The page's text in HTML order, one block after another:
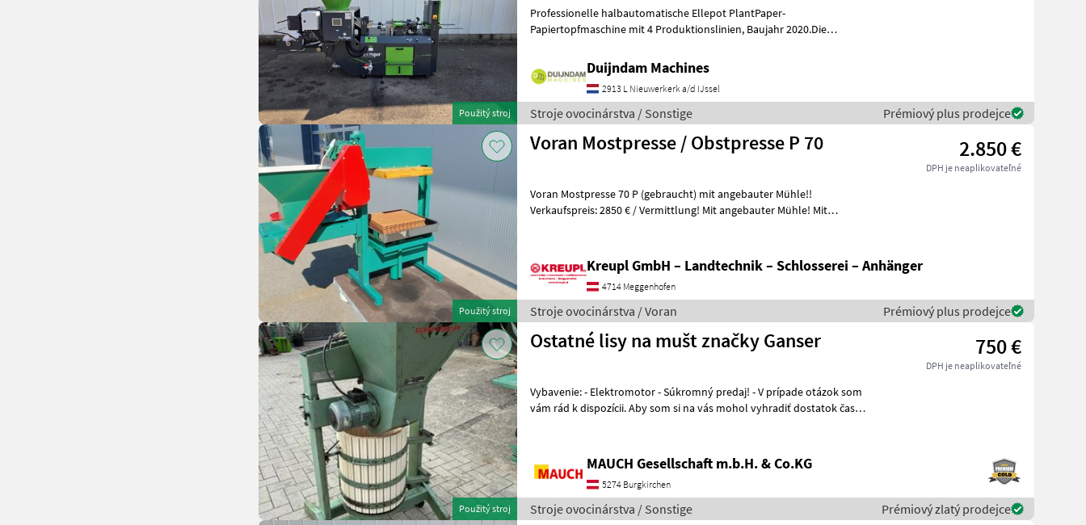
Použitý stroj
Professionelle halbautomatische Ellepot PlantPaper-
Papiertopfmaschine mit 4 Produktionslinien, Baujahr 2020.Die
Duijndam Machines
2913 L Nieuwerkerk a/d IJssel
Stroje ovocinárstva / Sonstige Prémiový plus prodejce
Použitý stroj
Voran Mostpresse / Obstpresse P 70 2.850 €
DPH je neaplikovateľné
Voran Mostpresse 70 P (gebraucht) mit angebauter Mühle!!
Verkaufspreis: 2850 € / Vermittlung! Mit angebauter Mühle! Mit
Kreupl GmbH – Landtechnik – Schlosserei – Anhänger
4714 Meggenhofen
Stroje ovocinárstva / Voran Prémiový plus prodejce
Použitý stroj
Ostatné lisy na mušt značky Ganser 750 €
DPH je neaplikovateľné
Vybavenie: - Elektromotor - Súkromný predaj! - V prípade otázok som
vám rád k dispozícii. Aby som si na vás mohol vyhradiť dostatok času,
MAUCH Gesellschaft m.b.H. & Co.KG
5274 Burgkirchen
Stroje ovocinárstva / Sonstige Prémiový zlatý prodejce